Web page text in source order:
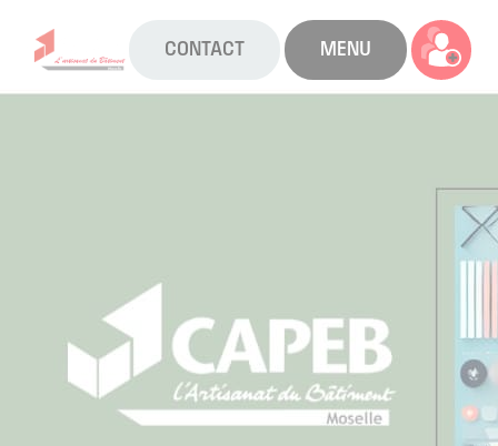
CONTACT MENU
Actualités
Boîte à outils
Boutique